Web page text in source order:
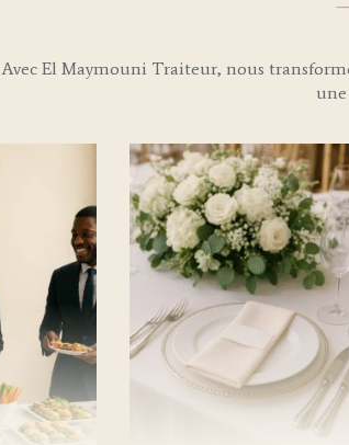
Avec El Maymouni Traiteur, nous